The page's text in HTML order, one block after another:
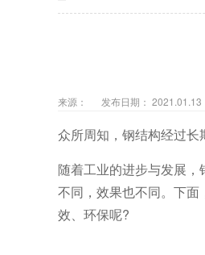
来源： 发布日期： 2021.01.13
众所周知，钢结构经过长
随着工业的进步与发展
不同，效果也不同。下
效、环保呢?